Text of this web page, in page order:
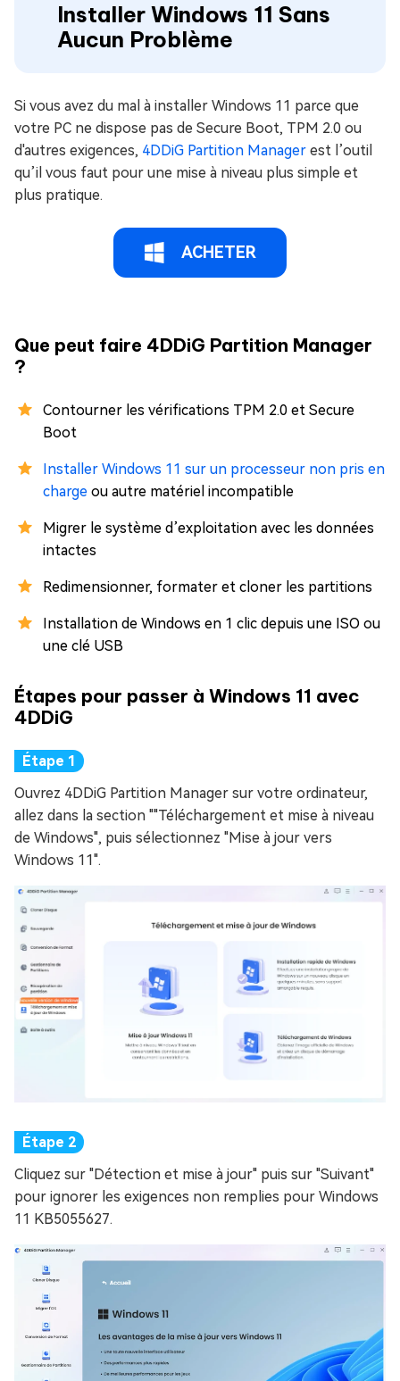
Installer Windows 11 Sans
Aucun Problème
Si vous avez du mal à installer Windows 11 parce que
votre PC ne dispose pas de Secure Boot, TPM 2.0 ou
d'autres exigences, 4DDiG Partition Manager est l’outil
qu’il vous faut pour une mise à niveau plus simple et
plus pratique.
ACHETER
Que peut faire 4DDiG Partition Manager
?
Contourner les vérifications TPM 2.0 et Secure
Boot
Installer Windows 11 sur un processeur non pris en
charge ou autre matériel incompatible
Migrer le système d’exploitation avec les données
intactes
Redimensionner, formater et cloner les partitions
Installation de Windows en 1 clic depuis une ISO ou
une clé USB
Étapes pour passer à Windows 11 avec
4DDiG
Ouvrez 4DDiG Partition Manager sur votre ordinateur,
allez dans la section ""Téléchargement et mise à niveau
de Windows", puis sélectionnez "Mise à jour vers
Windows 11".
Cliquez sur "Détection et mise à jour" puis sur "Suivant"
pour ignorer les exigences non remplies pour Windows
11 KB5055627.